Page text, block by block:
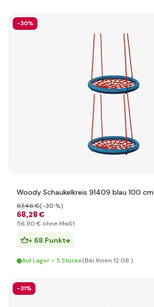
-30%
Woody Schaukelkreis 91409 blau 100 cm
68,28 €
97,46 €(-30 %)
56,90 € ohne MwSt
+ 68 Punkte
Auf Lager > 5 Stücke(Bei Ihnen 12.08.)
-31%